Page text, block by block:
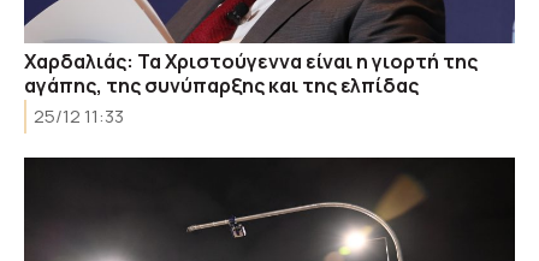
Χαρδαλιάς: Τα Χριστούγεννα είναι η γιορτή της
αγάπης, της συνύπαρξης και της ελπίδας
25/12 11:33